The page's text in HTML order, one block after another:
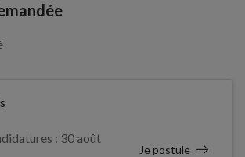
: 30 août
Je postule